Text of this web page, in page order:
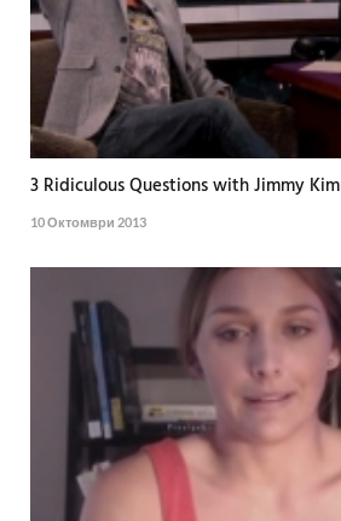
3 Ridiculous Questions with Jimmy
10 Октомври 2013